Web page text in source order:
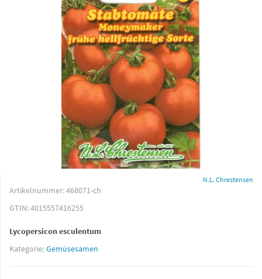
N.L. Chrestensen
Artikelnummer:468071-ch
GTIN:4015557416255
Lycopersicon esculentum
Kategorie:Gemüsesamen